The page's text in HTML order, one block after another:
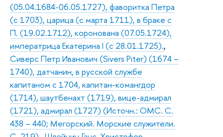
(05.04.1684-06.05.1727), фаворитка Петра
(с 1703), царица (с марта 1711), в браке с
П. (19.02.1712), коронована (07.05.1724),
императрица Екатерина I (с 28.01.1725).,
Сиверс Петр Иванович (Sivers Piter) (1674 –
1740), датчанин, в русской службе
капитаном с 1704, капитан-комангдор
(1714), шаутбенахт (1719), вице-адмирал
(1721), адмирал (1727) (Источн.: ОМС. С.
438 – 440; Мегорский. Морские служители.